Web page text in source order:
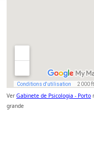
Ver Gabinete de Psicologia - Porto
grande